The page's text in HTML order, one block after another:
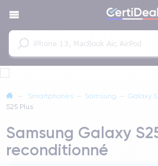
Smartphones — Samsung — Galaxy
S25 Plus
Samsung Galaxy
reconditionné